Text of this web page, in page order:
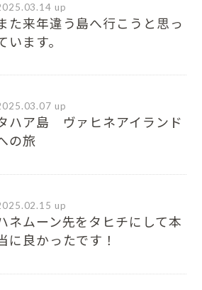
up
た来年違う島へ行こうと思っ
います。
up
ハア島 ヴァヒネアイランド
の旅
up
ネムーン先をタヒチにして本
に良かったです！